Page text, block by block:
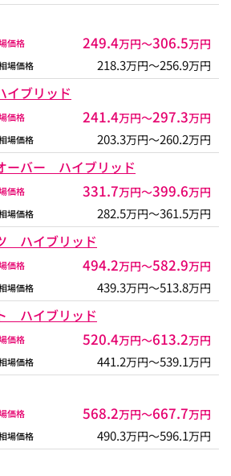
価格 249.4万円〜306.5万円
場価格 218.3万円〜256.9万円
ブリッド
価格 241.4万円〜297.3万円
場価格 203.3万円〜260.2万円
ーバー ハイブリッド
価格 331.7万円〜399.6万円
場価格 282.5万円〜361.5万円
ハイブリッド
価格 494.2万円〜582.9万円
場価格 439.3万円〜513.8万円
ハイブリッド
価格 520.4万円〜613.2万円
場価格 441.2万円〜539.1万円
価格 568.2万円〜667.7万円
場価格 490.3万円〜596.1万円